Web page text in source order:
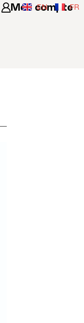
EN FR
Mon compte